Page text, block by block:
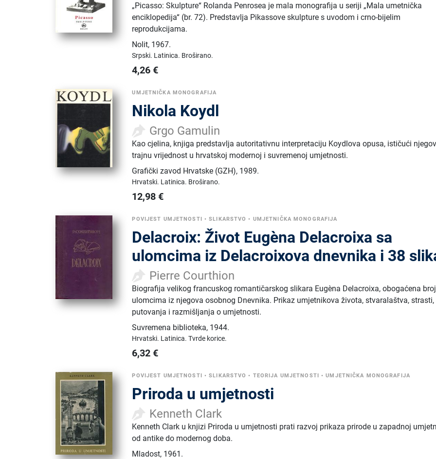
„Picasso: Skulpture“ Rolanda Penrosea je mala monografija u seriji „Mala umetnička
enciklopedija“ (br. 72). Predstavlja Pikassove skulpture s uvodom i crno-bijelim
reprodukcijama.
Nolit, 1967.
Srpski. Latinica. Broširano.
4,26 €
UMJETNIČKA MONOGRAFIJA
Nikola Koydl
Grgo Gamulin
Kao cjelina, knjiga predstavlja autoritativnu interpretaciju Koydlova opusa, ističući
trajnu vrijednost u hrvatskoj modernoj i suvremenoj umjetnosti.
Grafički zavod Hrvatske (GZH), 1989.
Hrvatski. Latinica. Broširano.
12,98 €
POVIJEST UMJETNOSTI •SLIKARSTVO • UMJETNIČKA MONOGRAFIJA
Delacroix: Život Eugèna Delacroixa sa
ulomcima iz Delacroixova dnevnika i 38
Pierre Courthion
Biografija velikog francuskog romantičarskog slikara Eugèna Delacroixa, obogaćena
ulomcima iz njegova osobnog Dnevnika. Prikaz umjetnikova života, stvaralaštva, strasti,
putovanja i razmišljanja o umjetnosti.
Suvremena biblioteka, 1944.
Hrvatski. Latinica.Tvrde korice.
6,32 €
POVIJEST UMJETNOSTI •SLIKARSTVO • TEORIJA UMJETNOSTI •UMJETNIČKA MONOGRAFIJA
Priroda u umjetnosti
Kenneth Clark
Kenneth Clark u knjizi Priroda u umjetnosti prati razvoj prikaza prirode u zapadnoj
od antike do modernog doba.
Mladost, 1961.